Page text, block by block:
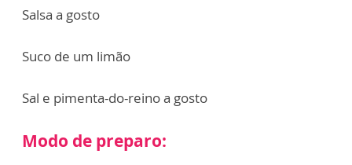
Salsa a gosto
Suco de um limão
Sal e pimenta-do-reino a gosto
Modo de preparo: